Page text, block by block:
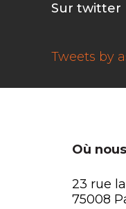
Sur twitter
Tweets by
Où
23 rue
75008